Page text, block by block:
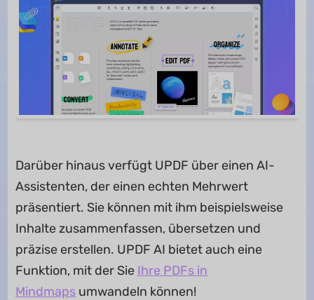
Darüber hinaus verfügt UPDF über einen AI-
Assistenten, der einen echten Mehrwert
präsentiert. Sie können mit ihm beispielsweise
Inhalte zusammenfassen, übersetzen und
präzise erstellen. UPDF AI bietet auch eine
Funktion, mit der Sie Ihre PDFs in
Mindmapsumwandeln können!